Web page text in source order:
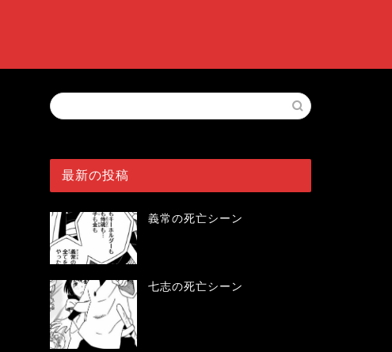
最新の投稿
義常の死亡シーン
七志の死亡シーン